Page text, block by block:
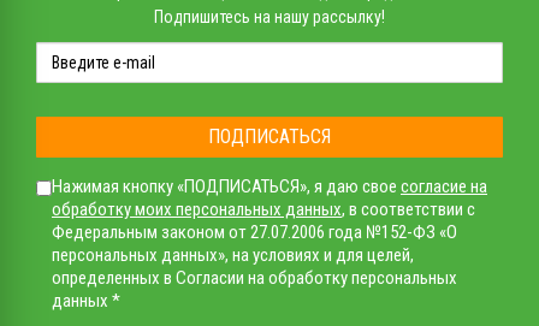
Подпишитесь на нашу рассылку!
ПОДПИСАТЬСЯ
Нажимая кнопку «ПОДПИСАТЬСЯ», я даю свое согласие на
обработку моих персональных данных, в соответствии с
Федеральным законом от 27.07.2006 года №152-ФЗ «О
персональных данных», на условиях и для целей,
определенных в Согласии на обработку персональных
данных *